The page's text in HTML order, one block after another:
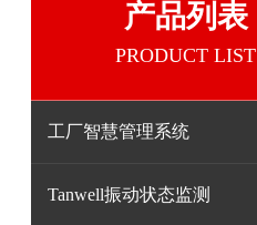
产品列表
PRODUCT LIST
工厂智慧管理系统
Tanwell振动状态监测